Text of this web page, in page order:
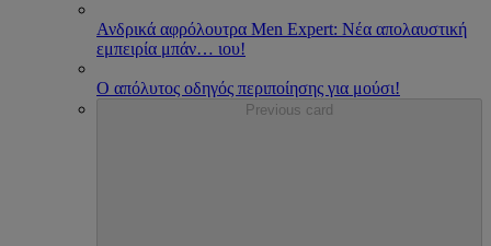
Ανδρικά αφρόλουτρα Men Expert: Νέα απολαυστική
εμπειρία μπάν… ιου!
Ο απόλυτος οδηγός περιποίησης για μούσι!
Previous card